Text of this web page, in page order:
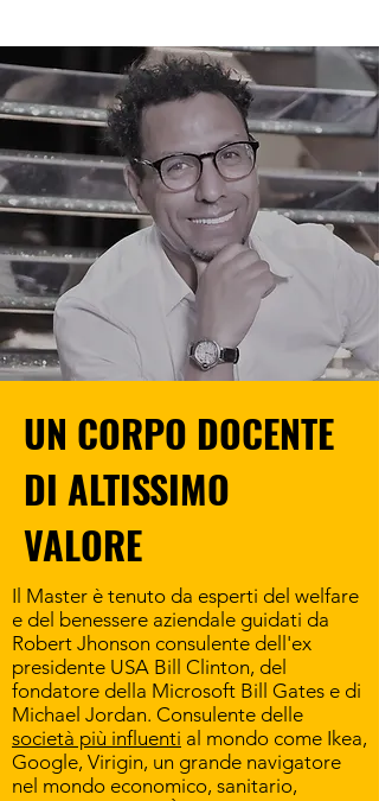
UN CORPO DOCENTE
DI ALTISSIMO
VALORE
Il Master è tenuto da esperti del welfare
e del benessere aziendale guidati da
Robert Jhonson consulente dell'ex
presidente USA Bill Clinton, del
fondatore della Microsoft Bill Gates e di
Michael Jordan. Consulente delle
società più influenti al mondo come Ikea,
Google, Virigin, un grande navigatore
nel mondo economico, sanitario,